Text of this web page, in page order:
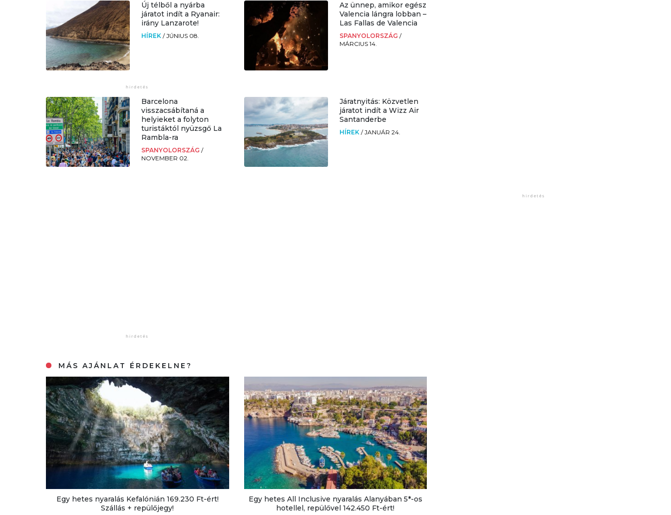
Új télből a nyárba
járatot indít a Ryanair:
irány Lanzarote!
HÍREK/JÚNIUS 08.
Az ünnep, amikor egész
Valencia lángra lobban –
Las Fallas de Valencia
SPANYOLORSZÁG /
MÁRCIUS 14.
Barcelona
visszacsábítaná a
helyieket a folyton
turistáktól nyüzsgő La
Rambla-ra
SPANYOLORSZÁG/
NOVEMBER 02.
Járatnyitás: Közvetlen
járatot indít a Wizz Air
Santanderbe
HÍREK /JANUÁR 24.
MÁS AJÁNLAT ÉRDEKELNE?
Egy hetes nyaralás Kefalónián 169.230 Ft-ért!
Szállás + repülőjegy!
Egy hetes All Inclusive nyaralás Alanyában 5*-os
hotellel, repülővel 142.450 Ft-ért!